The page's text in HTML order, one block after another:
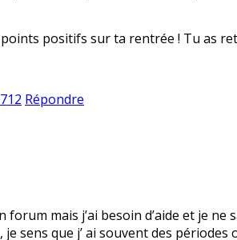
positifs sur ta rentrée ! Tu as
Répondre
forum mais j’ai besoin d’aide et je
sens que j’ ai souvent des